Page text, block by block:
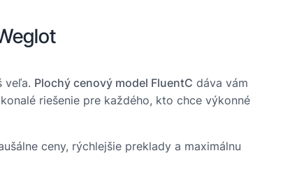
veľa. Plochý cenový model FluentC dáva vám
riešenie pre každého, kto chce výkonné
ceny, rýchlejšie preklady a maximálnu